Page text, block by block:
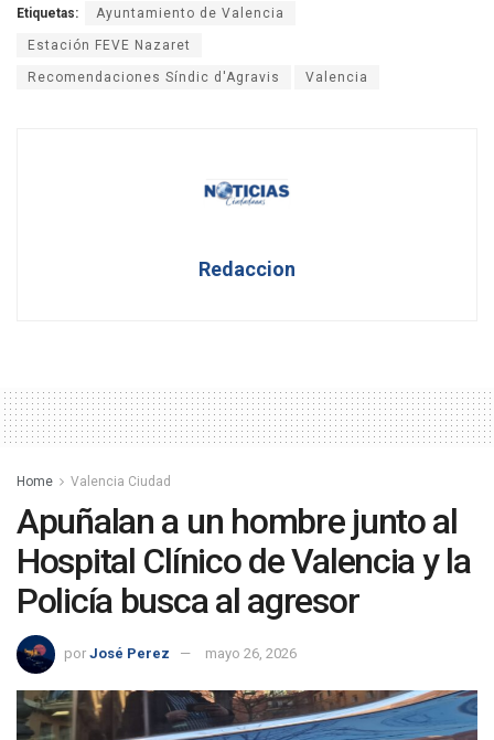
Etiquetas: Ayuntamiento de Valencia
Estación FEVE Nazaret
Recomendaciones Síndic d'Agravis Valencia
Redaccion
Home Valencia Ciudad
Apuñalan a un hombre junto al
Hospital Clínico de Valencia y la
Policía busca al agresor
por José Perez mayo 26, 2026